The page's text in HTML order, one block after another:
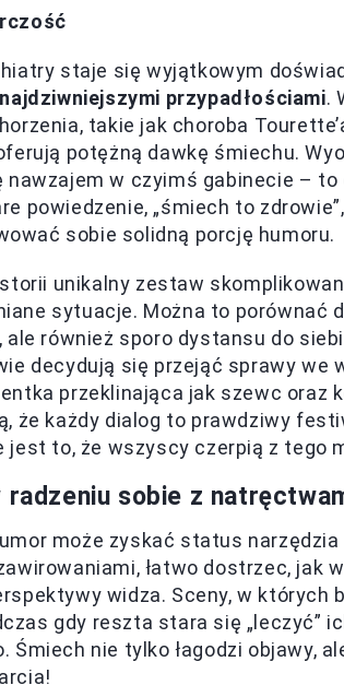
staje się wyjątkowym
najdziwniejszymi przypadłościami.
takie jak choroba
potężną dawkę śmiechu.
w czyimś gabinecie –
powiedzenie, „śmiech to
sobie solidną porcję humoru.
unikalny zestaw
sytuacje. Można to porównać
, ale również sporo dystansu do
decydują się przejąć sprawy we
przeklinająca jak szewc oraz
że każdy dialog to prawdziwy
jest to, że wszyscy czerpią z tego
radzeniu sobie z
może zyskać status
łatwo dostrzec, jak
widza. Sceny, w których
gdy reszta stara się „leczyć”
Śmiech nie tylko łagodzi objawy,